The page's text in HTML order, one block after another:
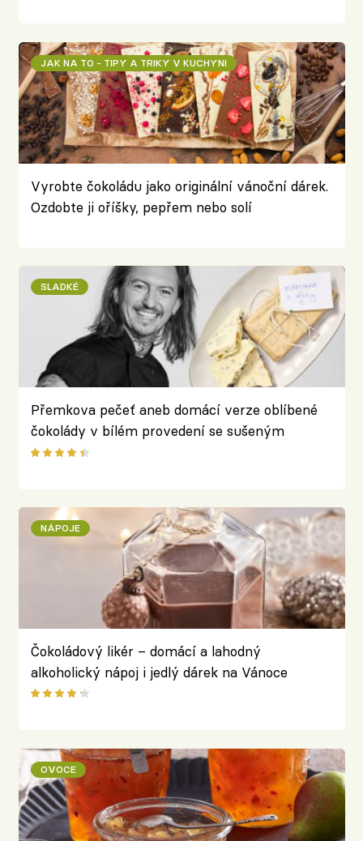
JAK NA TO - TIPY A TRIKY V KUCHYNI
Vyrobte čokoládu jako originální vánoční dárek.
Ozdobte ji oříšky, pepřem nebo solí
SLADKÉ
Přemkova pečeť aneb domácí verze oblíbené
čokolády v bílém provedení se sušeným
ovocem a oříšky podle Přemka Forejta
NÁPOJE
Čokoládový likér – domácí a lahodný
alkoholický nápoj i jedlý dárek na Vánoce
OVOCE